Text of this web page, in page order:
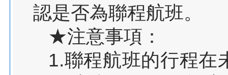
認是否為聯程航班。
★注意事項：
1.聯程航班的行程在